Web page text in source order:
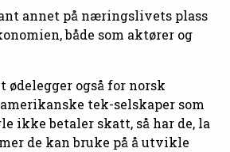
annet på næringslivets plass
både som aktører og
ødelegger også for norsk
tek-selskaper som
ikke betaler skatt, så har de, la
de kan bruke på å utvikle